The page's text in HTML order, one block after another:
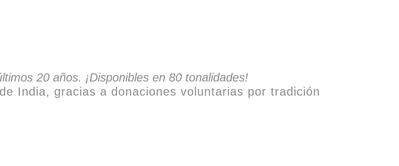
20 años. ¡Disponibles en 80 tonalidades!
India, gracias a donaciones voluntarias por tradición